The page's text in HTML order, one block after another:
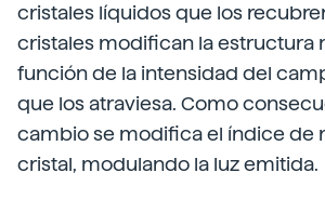
cristales líquidos que los
cristales modifican la estructura
función de la intensidad del
que los atraviesa. Como
cambio se modifica el índice de
cristal, modulando la luz emitida.